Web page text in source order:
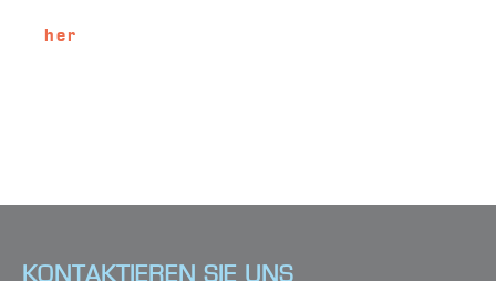
her
KONTAKTIEREN SIE UNS